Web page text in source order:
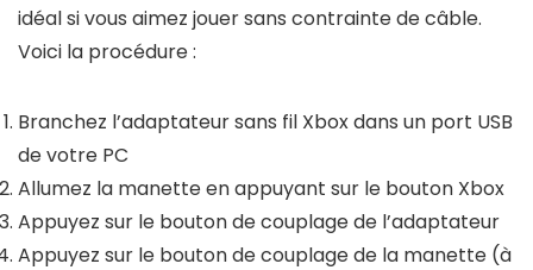
idéal si vous aimez jouer sans contrainte de câble.
Voici la procédure :
Branchez l’adaptateur sans fil Xbox dans un port USB
de votre PC
Allumez la manette en appuyant sur le bouton Xbox
Appuyez sur le bouton de couplage de l’adaptateur
Appuyez sur le bouton de couplage de la manette (à